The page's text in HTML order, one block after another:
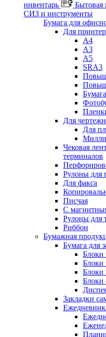
инвентарь
Бытовая
СИЗ и инструменты
Бумага для
Для
А4
А3
А5
SRA3
Для
Для
Чековая
терминалов
Рулоны для
Для факса
Писчая
С
Рулоны для
Риббон
Бумажная
Бумага для
Блоки
Блоки
Блоки
Блоки
Закладки